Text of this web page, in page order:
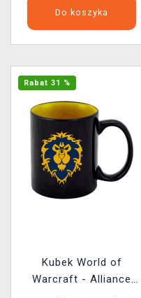
Do koszyka
Rabat 31 %
Kubek World of
Warcraft - Alliance